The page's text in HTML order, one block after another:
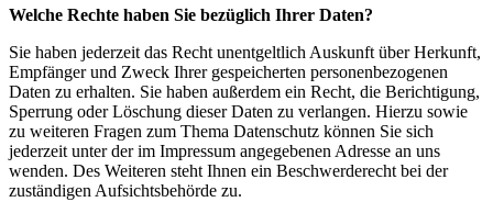
Welche Rechte haben Sie bezüglich Ihrer Daten?
Sie haben jederzeit das Recht unentgeltlich Auskunft über Herkunft,
Empfänger und Zweck Ihrer gespeicherten personenbezogenen
Daten zu erhalten. Sie haben außerdem ein Recht, die Berichtigung,
Sperrung oder Löschung dieser Daten zu verlangen. Hierzu sowie
zu weiteren Fragen zum Thema Datenschutz können Sie sich
jederzeit unter der im Impressum angegebenen Adresse an uns
wenden. Des Weiteren steht Ihnen ein Beschwerderecht bei der
zuständigen Aufsichtsbehörde zu.